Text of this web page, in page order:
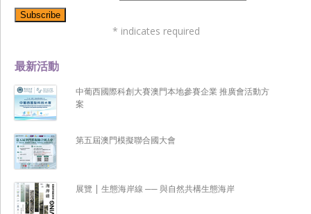
最新活動
中葡西國際科創大賽澳門本地參賽企業 推廣會活動方
案
第五屆澳門模擬聯合國大會
展覽 | 生態海岸線 ── 與自然共構生態海岸
* indicates required